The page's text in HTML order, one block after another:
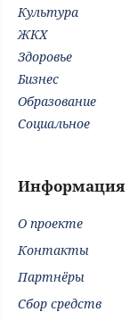
Культура
ЖКХ
Здоровье
Бизнес
Образование
Социальное
Информация
О проекте
Контакты
Партнёры
Сбор средств